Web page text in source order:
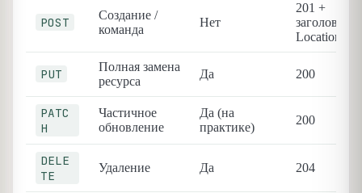
POST
Создание /
команда
Нет
201 +
заголовок
Location
PUT
Полная замена
ресурса
Да 200
PATC
H
Частичное
обновление
Да (на
практике)
200
DELE
TE
Удаление Да 204